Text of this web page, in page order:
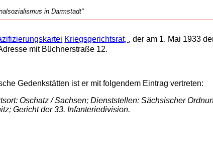
in Darmstadt"
Kriegsgerichtsrat, , der am 1. Mai 1933
mit Büchnerstraße 12.
Gedenkstätten ist er mit folgendem Eintrag vertreten:
Oschatz / Sachsen; Dienststellen: Sächsischer
Gericht der 33. Infanteriedivision.